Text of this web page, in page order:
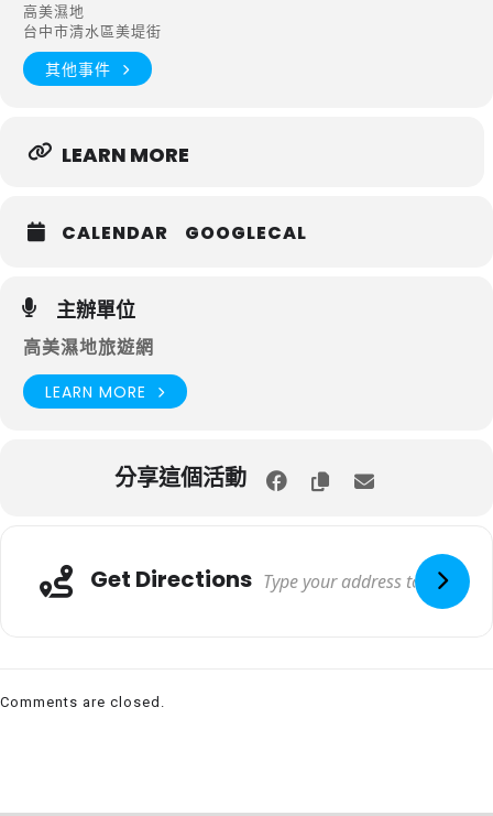
高美濕地
台中市清水區美堤街
其他事件
LEARN MORE
CALENDAR GOOGLECAL
主辦單位
高美濕地旅遊網
LEARN MORE
分享這個活動
Get Directions
Comments are closed.